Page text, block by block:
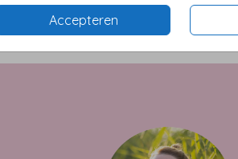
Accepteren